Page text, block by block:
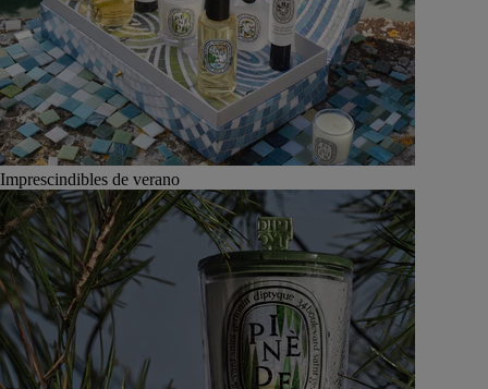
Imprescindibles de verano